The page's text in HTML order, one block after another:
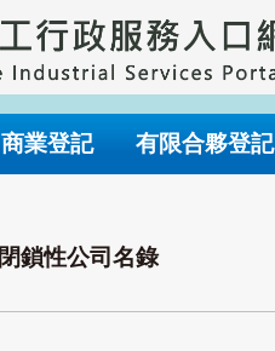
商業登記 有限合夥登記
閉鎖性公司名錄